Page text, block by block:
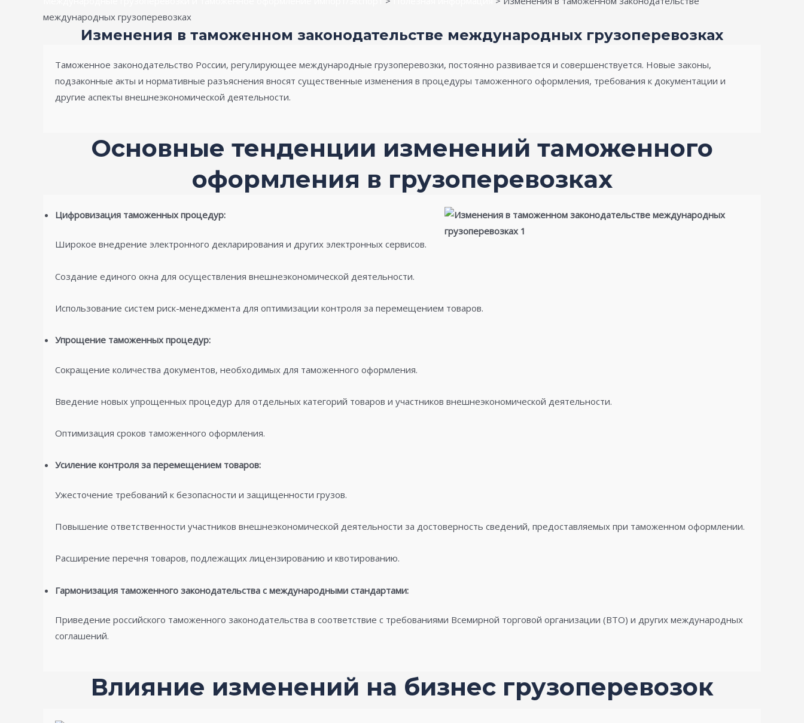
международных грузоперевозках
Изменения в таможенном законодательстве международных грузоперевозках
Таможенное законодательство России, регулирующее международные грузоперевозки, постоянно развивается и совершенствуется. Новые законы,
подзаконные акты и нормативные разъяснения вносят существенные изменения в процедуры таможенного оформления, требования к документации и
другие аспекты внешнеэкономической деятельности.
Основные тенденции изменений таможенного
оформления в грузоперевозках
Цифровизация таможенных процедур:
Широкое внедрение электронного декларирования и других электронных сервисов.
Создание единого окна для осуществления внешнеэкономической деятельности.
Использование систем риск-менеджмента для оптимизации контроля за перемещением товаров.
Упрощение таможенных процедур:
Сокращение количества документов, необходимых для таможенного оформления.
Введение новых упрощенных процедур для отдельных категорий товаров и участников внешнеэкономической деятельности.
Оптимизация сроков таможенного оформления.
Усиление контроля за перемещением товаров:
Ужесточение требований к безопасности и защищенности грузов.
Повышение ответственности участников внешнеэкономической деятельности за достоверность сведений, предоставляемых при таможенном оформлении.
Расширение перечня товаров, подлежащих лицензированию и квотированию.
Гармонизация таможенного законодательства с международными стандартами:
Приведение российского таможенного законодательства в соответствие с требованиями Всемирной торговой организации (ВТО) и других международных
соглашений.
Влияние изменений на бизнес грузоперевозок